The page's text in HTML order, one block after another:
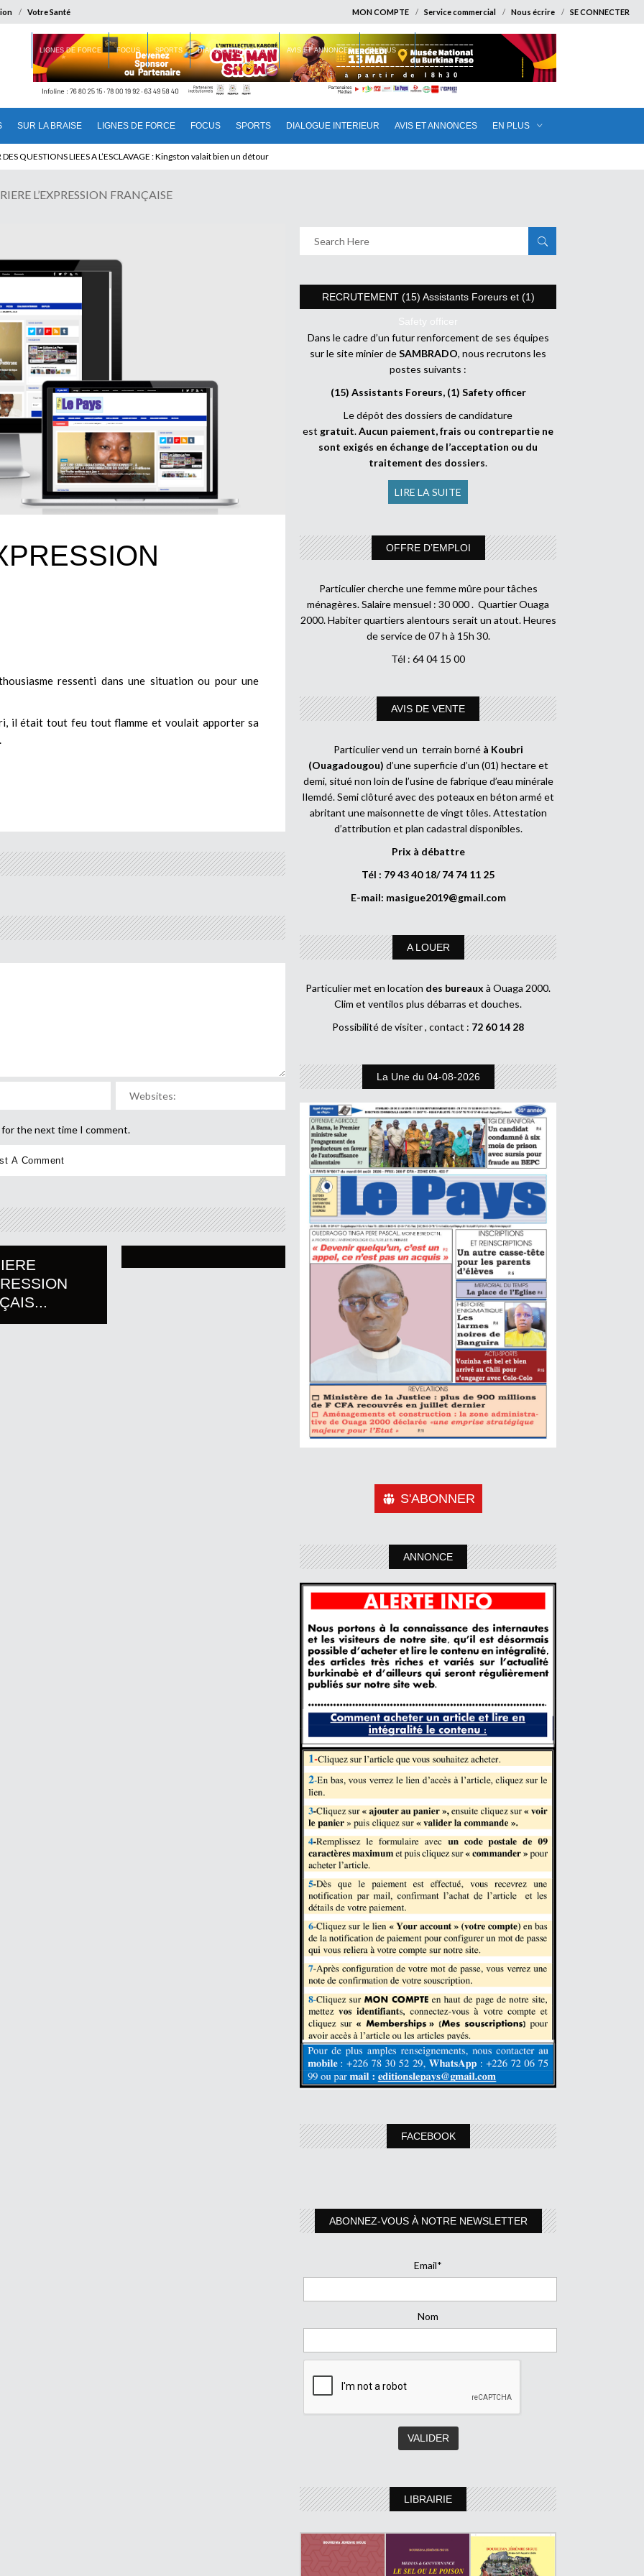
Votre Santé MON COMPTE Service commercial Nous écrire SE CONNECTER
SUR LA BRAISE LIGNES DE FORCE FOCUS SPORTS DIALOGUE INTERIEUR AVIS ET ANNONCES EN PLUS
LIGNES DE FORCE FOCUS SPORTS DIALOGUE INTERIEUR AVIS ET ANNONCES EN PLUS
BENINOIS : Quand Patrice quitte le pouvoir sans partir !
L’EXPRESSION FRANÇAISE
ressenti dans une situation ou pour une
il était tout feu tout flamme et voulait apporter sa
for the next time I comment.
RECRUTEMENT (15) Assistants Foreurs et (1)
Safety officer
Dans le cadre d’un futur renforcement de ses équipes
sur le site minier deSAMBRADO, nous recrutons les
postes suivants :
(15) Assistants Foreurs, (1) Safety officer
Le dépôt des dossiers de candidature
est gratuit.Aucun paiement, frais ou contrepartie ne
sont exigés en échange de l’acceptation ou du
traitement des dossiers.
LIRE LA SUITE
OFFRE D’EMPLOI
Particulier cherche une femme mûre pour tâches
ménagères. Salaire mensuel : 30 000 . Quartier Ouaga
2000. Habiter quartiers alentours serait un atout. Heures
de service de 07 h à 15h 30.
Tél : 64 04 15 00
AVIS DE VENTE
Particulier vend un terrain borné à Koubri
(Ouagadougou) d’une superficie d’un (01) hectare et
demi, situé non loin de l’usine de fabrique d’eau minérale
Ilemdé. Semi clôturé avec des poteaux en béton armé et
abritant une maisonnette de vingt tôles. Attestation
d’attribution et plan cadastral disponibles.
Prix à débattre
Tél : 79 43 40 18/ 74 74 11 25
E-mail: masigue2019@gmail.com
A LOUER
Particulier met en location des bureaux à Ouaga 2000.
Clim et ventilos plus débarras et douches.
Possibilité de visiter , contact : 72 60 14 28
La Une du 04-08-2026
S'ABONNER
ANNONCE
FACEBOOK
ABONNEZ-VOUS À NOTRE NEWSLETTER
Email*
Nom
LIBRAIRIE